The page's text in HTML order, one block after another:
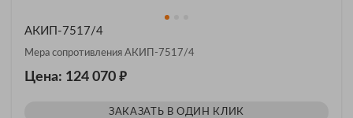
АКИП-7517/4
Мера сопротивления АКИП-7517/4
Цена: 124 070 ₽
ЗАКАЗАТЬ В ОДИН КЛИК